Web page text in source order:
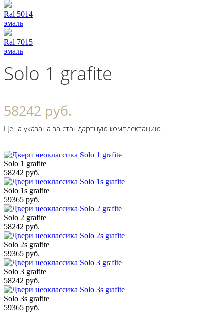
Ral 5014
эмаль
Ral 7015
эмаль
Solo 1 grafite
58242 руб.
Цена указана за стандартную комплектацию
Solo 1 grafite
58242 руб.
Solo 1s grafite
59365 руб.
Solo 2 grafite
58242 руб.
Solo 2s grafite
59365 руб.
Solo 3 grafite
58242 руб.
Solo 3s grafite
59365 руб.